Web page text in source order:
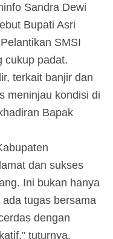
Sandra Dewi
Bupati Asri
SMSI
cukup padat.
terkait banjir dan
meninjau kondisi di
Bapak
dan sukses
Ini bukan hanya
tugas bersama
dengan
tuturnya.